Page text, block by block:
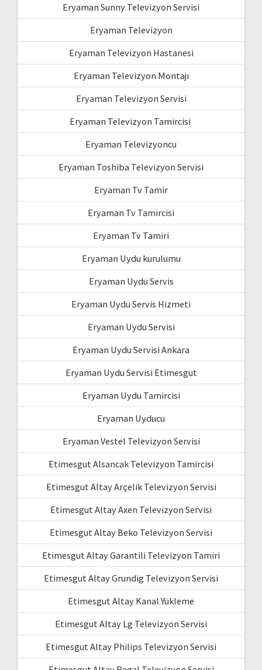
Eryaman Sunny Televizyon Servisi
Eryaman Televizyon
Eryaman Televizyon Hastanesi
Eryaman Televizyon Montajı
Eryaman Televizyon Servisi
Eryaman Televizyon Tamircisi
Eryaman Televizyoncu
Eryaman Toshiba Televizyon Servisi
Eryaman Tv Tamir
Eryaman Tv Tamircisi
Eryaman Tv Tamiri
Eryaman Uydu kurulumu
Eryaman Uydu Servis
Eryaman Uydu Servis Hizmeti
Eryaman Uydu Servisi
Eryaman Uydu Servisi Ankara
Eryaman Uydu Servisi Etimesgut
Eryaman Uydu Tamircisi
Eryaman Uyducu
Eryaman Vestel Televizyon Servisi
Etimesgut Alsancak Televizyon Tamircisi
Etimesgut Altay Arçelik Televizyon Servisi
Etimesgut Altay Axen Televizyon Servisi
Etimesgut Altay Beko Televizyon Servisi
Etimesgut Altay Garantili Televizyon Tamiri
Etimesgut Altay Grundig Televizyon Servisi
Etimesgut Altay Kanal Yükleme
Etimesgut Altay Lg Televizyon Servisi
Etimesgut Altay Philips Televizyon Servisi